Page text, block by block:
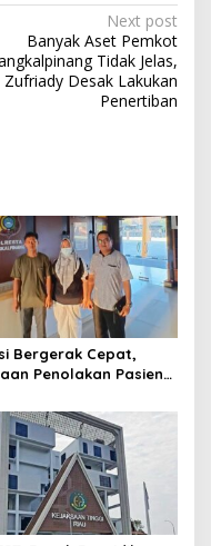
Next post
Banyak Aset Pemkot
Tidak Jelas,
Zufriady Desak Lakukan
Penertiban
Bergerak Cepat,
Penolakan Pasien
Serius